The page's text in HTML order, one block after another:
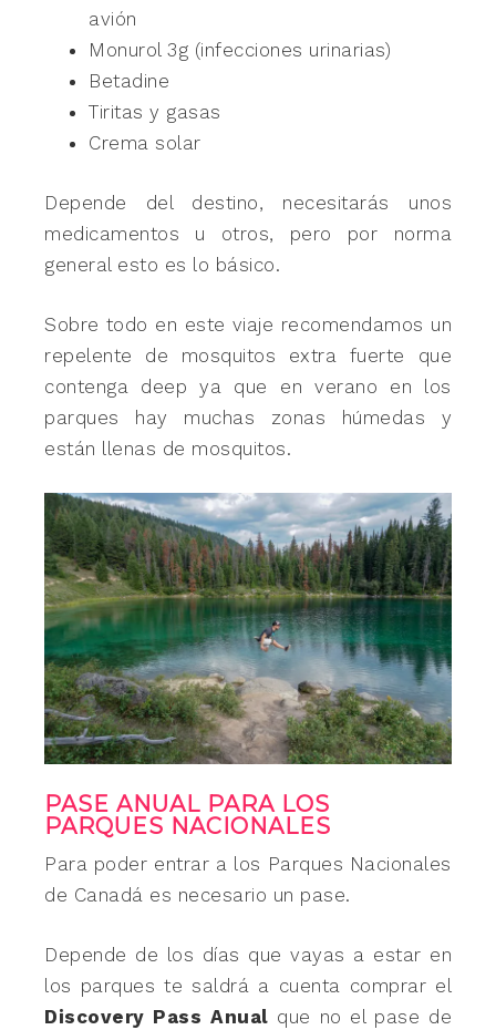
avión
Monurol 3g (infecciones urinarias)
Betadine
Tiritas y gasas
Crema solar
Depende del destino, necesitarás unos
medicamentos u otros, pero por norma
general esto es lo básico.
Sobre todo en este viaje recomendamos un
repelente de mosquitos extra fuerte que
contenga deep ya que en verano en los
parques hay muchas zonas húmedas y
están llenas de mosquitos.
PASE ANUAL PARA LOS
PARQUES NACIONALES
Para poder entrar a los Parques Nacionales
de Canadá es necesario un pase.
Depende de los días que vayas a estar en
los parques te saldrá a cuenta comprar el
Discovery Pass Anual que no el pase de